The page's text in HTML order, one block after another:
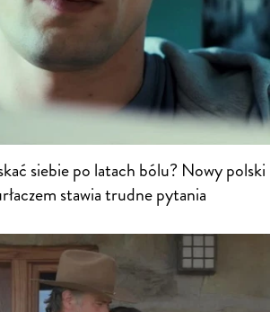
siebie po latach bólu? Nowy polski
stawia trudne pytania